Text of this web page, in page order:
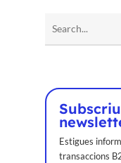
Estigues
transaccions